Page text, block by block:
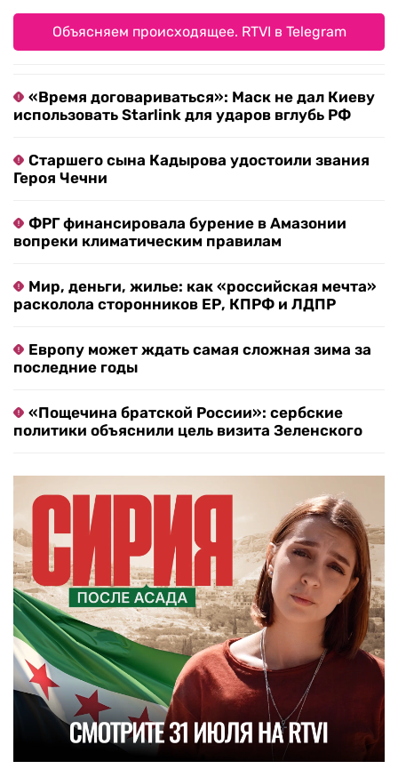
Объясняем происходящее. RTVI в Telegram
«Время договариваться»: Маск не дал Киеву
использовать Starlink для ударов вглубь РФ
Старшего сына Кадырова удостоили звания
Героя Чечни
ФРГ финансировала бурение в Амазонии
вопреки климатическим правилам
Мир, деньги, жилье: как «российская мечта»
расколола сторонников ЕР, КПРФ и ЛДПР
Европу может ждать самая сложная зима за
последние годы
«Пощечина братской России»: сербские
политики объяснили цель визита Зеленского